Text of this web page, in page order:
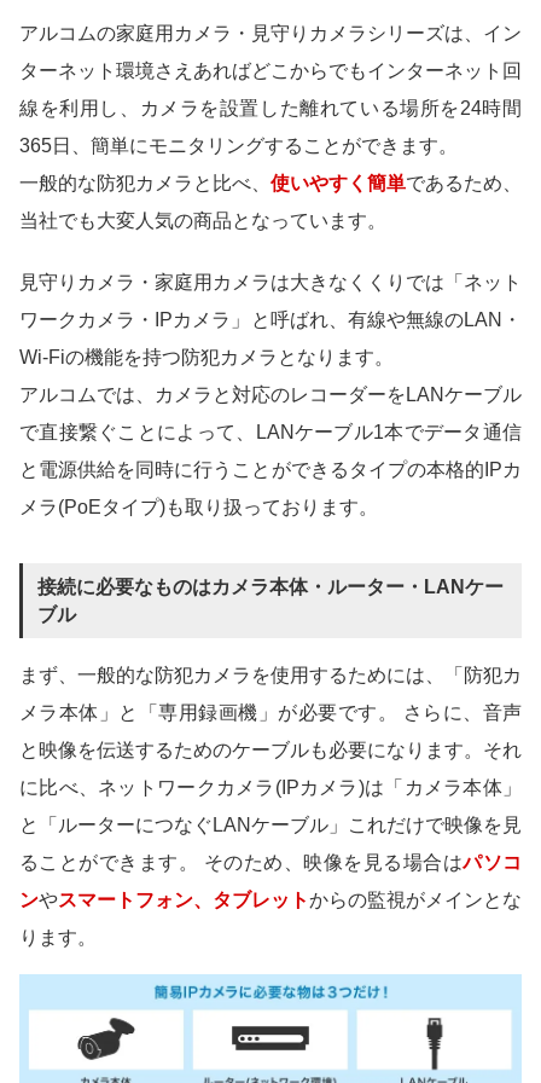
アルコムの家庭用カメラ・見守りカメラシリーズは、イン
ターネット環境さえあればどこからでもインターネット回
線を利用し、カメラを設置した離れている場所を24時間
365日、簡単にモニタリングすることができます。
一般的な防犯カメラと比べ、 使いやすく簡単であるため、
当社でも大変人気の商品となっています。
見守りカメラ・家庭用カメラは大きなくくりでは「ネット
ワークカメラ・IPカメラ」と呼ばれ、有線や無線のLAN・
Wi-Fiの機能を持つ防犯カメラとなります。
アルコムでは、カメラと対応のレコーダーをLANケーブル
で直接繋ぐことによって、LANケーブル1本でデータ通信
と電源供給を同時に行うことができるタイプの本格的IPカ
メラ(PoEタイプ)も取り扱っております。
接続に必要なものはカメラ本体・ルーター・LANケー
ブル
まず、一般的な防犯カメラを使用するためには、「防犯カ
メラ本体」と「専用録画機」が必要です。 さらに、音声
と映像を伝送するためのケーブルも必要になります。それ
に比べ、ネットワークカメラ(IPカメラ)は「カメラ本体」
と「ルーターにつなぐLANケーブル」これだけで映像を見
ることができます。 そのため、映像を見る場合はパソコ
ンやスマートフォン、タブレットからの監視がメインとな
ります。